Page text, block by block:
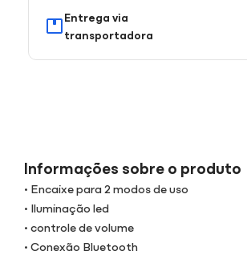
Entrega via
transportadora
Informações sobre o produto
• Encaixe para 2 modos de uso
• Iluminação led
• controle de volume
• Conexão Bluetooth